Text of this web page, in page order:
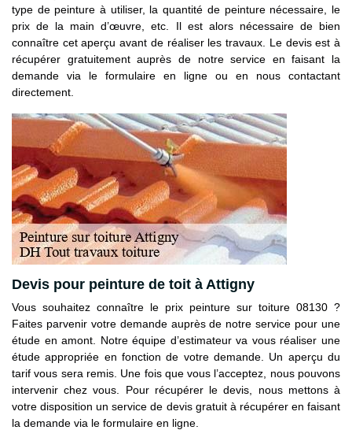
type de peinture à utiliser, la quantité de peinture nécessaire, le
prix de la main d’œuvre, etc. Il est alors nécessaire de bien
connaître cet aperçu avant de réaliser les travaux. Le devis est à
récupérer gratuitement auprès de notre service en faisant la
demande via le formulaire en ligne ou en nous contactant
directement.
Devis pour peinture de toit à Attigny
Vous souhaitez connaître le prix peinture sur toiture 08130 ?
Faites parvenir votre demande auprès de notre service pour une
étude en amont. Notre équipe d’estimateur va vous réaliser une
étude appropriée en fonction de votre demande. Un aperçu du
tarif vous sera remis. Une fois que vous l’acceptez, nous pouvons
intervenir chez vous. Pour récupérer le devis, nous mettons à
votre disposition un service de devis gratuit à récupérer en faisant
la demande via le formulaire en ligne.